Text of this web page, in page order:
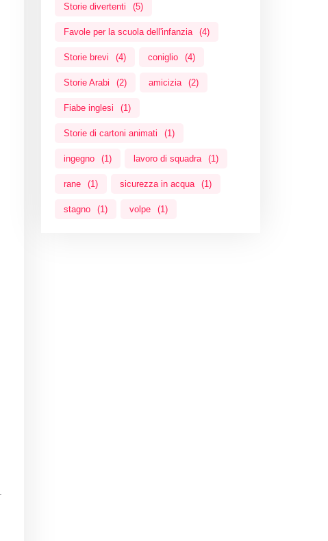
Storie divertenti (5)
Favole per la scuola dell'infanzia (4)
Storie brevi (4) coniglio (4)
Storie Arabi (2) amicizia (2)
Fiabe inglesi (1)
Storie di cartoni animati (1)
ingegno (1) lavoro di squadra (1)
rane (1) sicurezza in acqua (1)
stagno (1) volpe (1)